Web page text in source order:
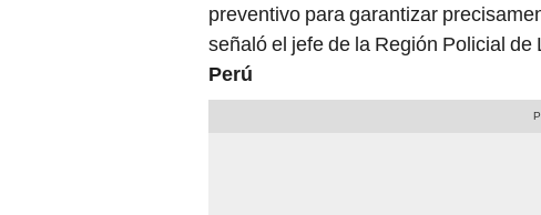
preventivo para garantizar
señaló el jefe de la Región Policial
Perú